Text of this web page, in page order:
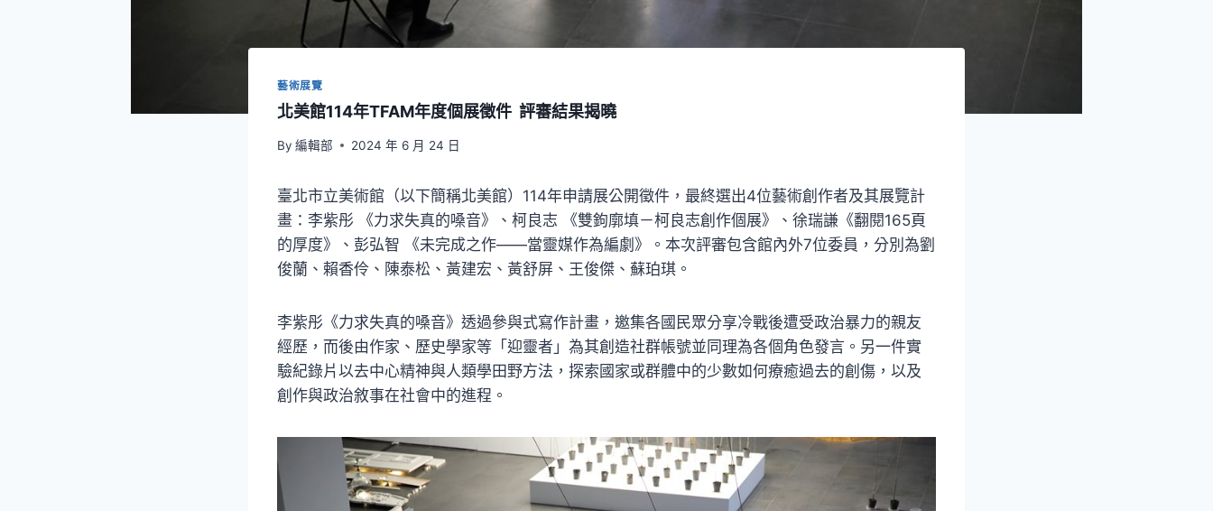
藝術展覽
北美館114年TFAM年度個展徵件 評審結果揭曉
By 編輯部 2024 年 6 月 24 日
臺北市立美術館（以下簡稱北美館）114年申請展公開徵件，最終選出4位藝術創作者及其展覽計
畫：李紫彤 《力求失真的嗓音》、柯良志 《雙鉤廓填－柯良志創作個展》、徐瑞謙《翻閱165頁
的厚度》、彭弘智 《未完成之作——當靈媒作為編劇》。本次評審包含館內外7位委員，分別為劉
俊蘭、賴香伶、陳泰松、黃建宏、黃舒屏、王俊傑、蘇珀琪。
李紫彤《力求失真的嗓音》透過參與式寫作計畫，邀集各國民眾分享冷戰後遭受政治暴力的親友
經歷，而後由作家、歷史學家等「迎靈者」為其創造社群帳號並同理為各個角色發言。另一件實
驗紀錄片以去中心精神與人類學田野方法，探索國家或群體中的少數如何療癒過去的創傷，以及
創作與政治敘事在社會中的進程。